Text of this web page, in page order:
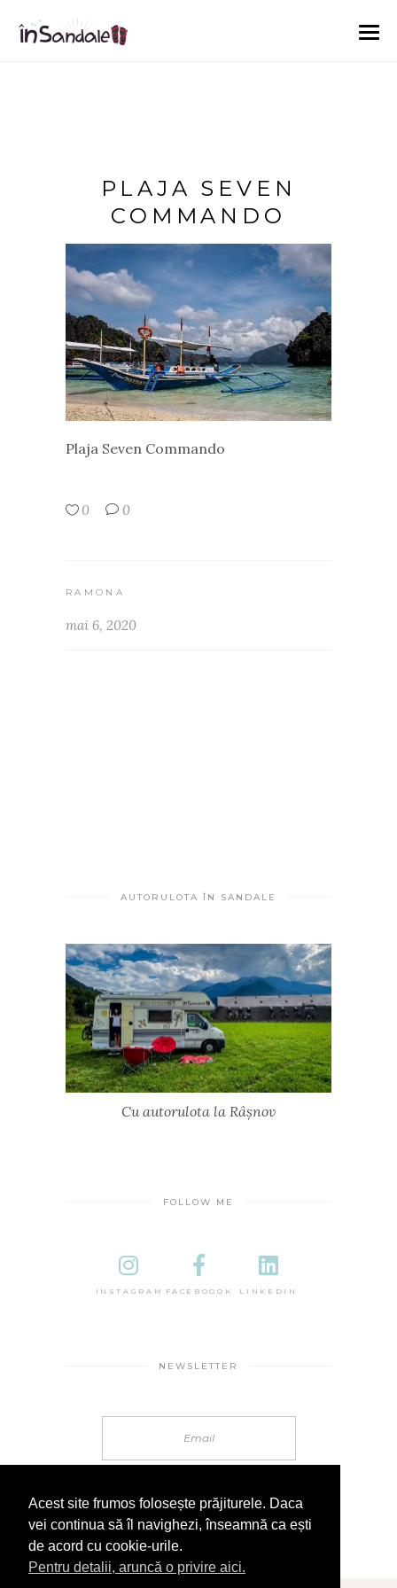
PLAJA SEVEN
COMMANDO
Plaja Seven Commando
0 0
RAMONA
mai 6, 2020
AUTORULOTA ÎN SANDALE
Cu autorulota la Râșnov
FOLLOW ME
INSTAGRAM FACEBOOOK LINKEDIN
NEWSLETTER
Acest site frumos folosește prăjiturele. Daca
vei continua să îl navighezi, înseamnă ca ești
de acord cu cookie-urile.
Pentru detalii, aruncă o privire aici.